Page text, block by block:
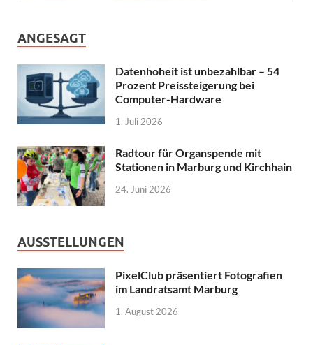
ANGESAGT
Datenhoheit ist unbezahlbar – 54
Prozent Preissteigerung bei
Computer-Hardware
1. Juli 2026
Radtour für Organspende mit
Stationen in Marburg und Kirchhain
24. Juni 2026
AUSSTELLUNGEN
PixelClub präsentiert Fotografien
im Landratsamt Marburg
1. August 2026